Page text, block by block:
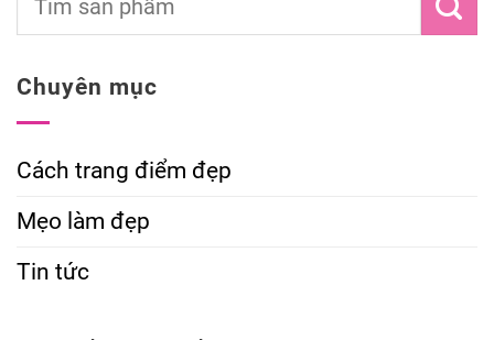
Chuyên mục
Cách trang điểm đẹp
Mẹo làm đẹp
Tin tức